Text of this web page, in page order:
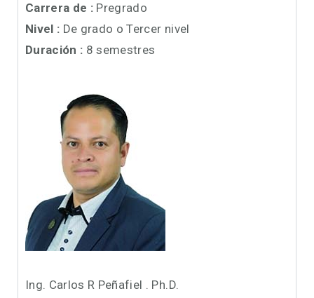
Carrera de : Pregrado
Nivel : De grado o Tercer nivel
Duración : 8 semestres
Ing. Carlos R Peñafiel . Ph.D.